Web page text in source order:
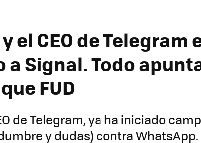
el CEO de Telegram
Signal. Todo
FUD
de Telegram, ya ha iniciado
y dudas) contra WhatsApp.